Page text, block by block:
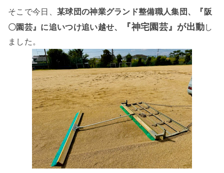
そこで今日、 某球団の神業グランド整備職人集団、『阪
〇園芸』に追いつけ追い越せ、
『神宅園芸』が出動し
ました。